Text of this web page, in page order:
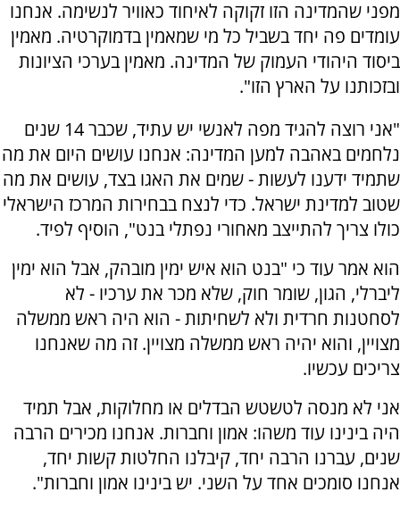
מפני שהמדינה הזו זקוקה לאיחוד כאוויר לנשימה. אנחנו
עומדים פה יחד בשביל כל מי שמאמין בדמוקרטיה. מאמין
ביסוד היהודי העמוק של המדינה. מאמין בערכי הציונות
ובזכותנו על הארץ הזו".
"אני רוצה להגיד מפה לאנשי יש עתיד, שכבר 14 שנים
נלחמים באהבה למען המדינה: אנחנו עושים היום את מה
שתמיד ידענו לעשות - שמים את האגו בצד, עושים את מה
שטוב למדינת ישראל. כדי לנצח בבחירות המרכז הישראלי
כולו צריך להתייצב מאחורי נפתלי בנט", הוסיף לפיד.
הוא אמר עוד כי "בנט הוא איש ימין מובהק, אבל הוא ימין
ליברלי, הגון, שומר חוק, שלא מכר את ערכיו - לא
לסחטנות חרדית ולא לשחיתות - הוא היה ראש ממשלה
מצויין, והוא יהיה ראש ממשלה מצויין. זה מה שאנחנו
צריכים עכשיו.
אני לא מנסה לטשטש הבדלים או מחלוקות, אבל תמיד
היה בינינו עוד משהו: אמון וחברות. אנחנו מכירים הרבה
שנים, עברנו הרבה יחד, קיבלנו החלטות קשות יחד,
אנחנו סומכים אחד על השני. יש בינינו אמון וחברות".